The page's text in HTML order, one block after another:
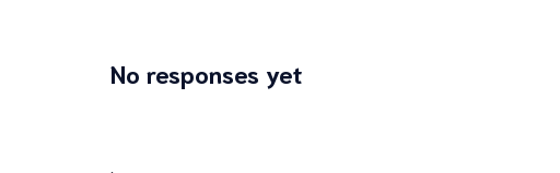
No responses yet